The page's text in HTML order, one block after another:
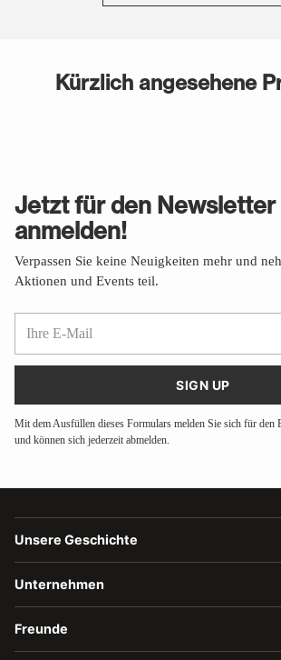
Kürzlich angesehene
Jetzt für den Newsletter
anmelden!
Verpassen Sie keine Neuigkeiten mehr und
Aktionen und Events teil.
SIGN UP
Mit dem Ausfüllen dieses Formulars melden Sie sich für den
und können sich jederzeit abmelden.
Unsere Geschichte
Unternehmen
Freunde